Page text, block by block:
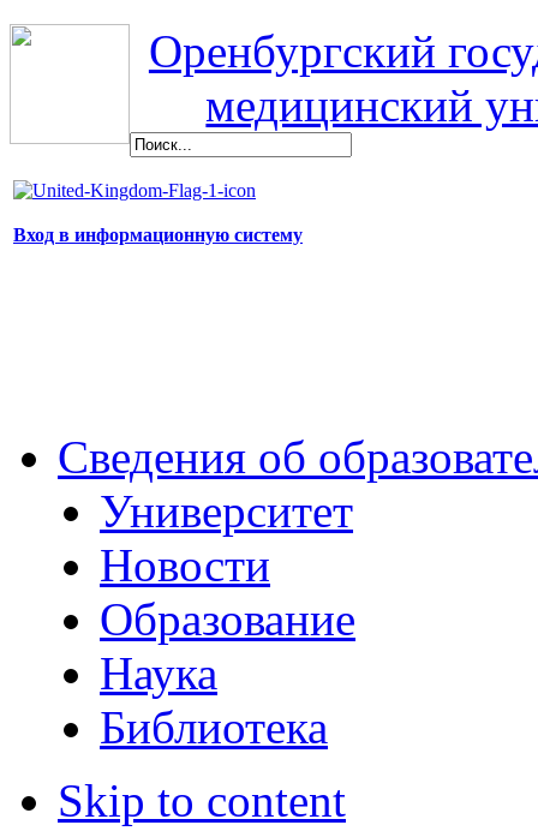
Оренбургский
медицинский
Вход в информационную систему
Сведения об
Университет
Новости
Образование
Наука
Библиотека
Skip to content